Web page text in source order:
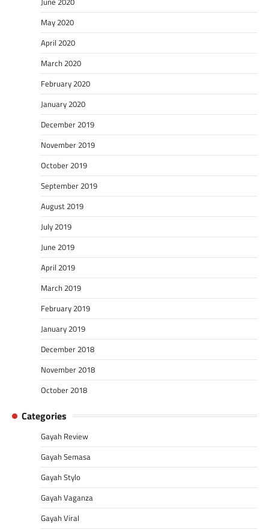
May 2020
April 2020
March 2020
February 2020
January 2020
December 2019
November 2019
October 2019
September 2019
August 2019
July 2019
June 2019
April 2019
March 2019
February 2019
January 2019
December 2018
November 2018
October 2018
Categories
Gayah Review
Gayah Semasa
Gayah Stylo
Gayah Vaganza
Gayah Viral